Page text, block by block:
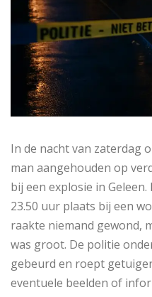
In de nacht van zaterdag
man aangehouden op
bij een explosie in
23.50 uur plaats bij een
raakte niemand gewond,
was groot. De politie
gebeurd en roept
eventuele beelden of